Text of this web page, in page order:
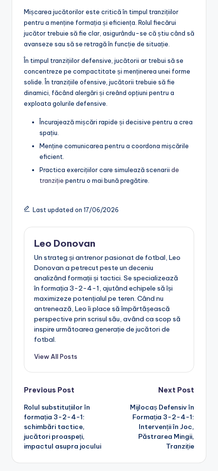
Mișcarea jucătorilor este critică în timpul tranzițiilor
pentru a menține formația și eficiența. Rolul fiecărui
jucător trebuie să fie clar, asigurându-se că știu când să
avanseze sau să se retragă în funcție de situație.
În timpul tranzițiilor defensive, jucătorii ar trebui să se
concentreze pe compactitate și menținerea unei forme
solide. În tranzițiile ofensive, jucătorii trebuie să fie
dinamici, făcând alergări și creând opțiuni pentru a
exploata golurile defensive.
Încurajează mișcări rapide și decisive pentru a crea
spațiu.
Menține comunicarea pentru a coordona mișcările
eficient.
Practica exercițiilor care simulează scenarii de
tranziție pentru o mai bună pregătire.
Last updated on 17/06/2026
Leo Donovan
Un strateg și antrenor pasionat de fotbal, Leo
Donovan a petrecut peste un deceniu
analizând formații și tactici. Se specializează
în formația 3-2-4-1, ajutând echipele să își
maximizeze potențialul pe teren. Când nu
antrenează, Leo îi place să împărtășească
perspective prin scrisul său, având ca scop să
inspire următoarea generație de jucători de
fotbal.
View All Posts
Post
navigation
Previous Post
Rolul substituțiilor în
formația 3-2-4-1:
schimbări tactice,
jucători proaspeți,
impactul asupra jocului
Next Post
Mijlocaș Defensiv în
Formația 3-2-4-1:
Intervenții în Joc,
Păstrarea Mingii,
Tranziție